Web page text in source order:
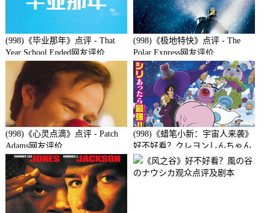
(998)《毕业那年》点评 - That
Year School Ended网友评价
(998)《极地特快》点评 - The
Polar Express网友评价
(998)《心灵点滴》点评 - Patch
Adams网友评价
(998)《蜡笔小新：宇宙人来袭》
好不好看？クレヨンしんちゃん
襲来!!宇宙人シリリ观众点评及
剧本